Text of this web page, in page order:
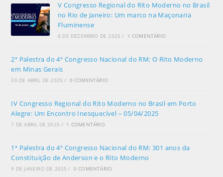
V Congresso Regional do Rito Moderno no Brasil
no Rio de Janeiro: Um marco na Maçonaria
Fluminense
4 DE DEZEMBRO DE 2025 / 1 COMENTÁRIO
2ª Palestra do 4º Congresso Nacional do RM: O Rito Moderno
em Minas Gerais
30 DE ABRIL DE 2025 / 0 COMENTÁRIO
IV Congresso Regional do Rito Moderno no Brasil em Porto
Alegre: Um Encontro Inesquecível – 05/04/2025
7 DE ABRIL DE 2025 / 1 COMENTÁRIO
1ª Palestra do 4º Congresso Nacional do RM: 301 anos da
Constituição de Anderson e o Rito Moderno
9 DE JANEIRO DE 2025 / 0 COMENTÁRIO